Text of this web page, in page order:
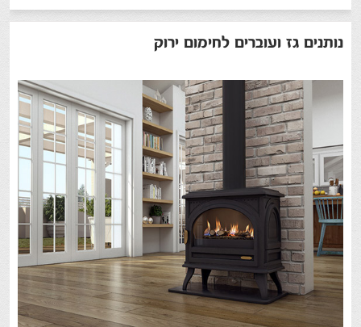
נותנים גז ועוברים לחימום ירוק